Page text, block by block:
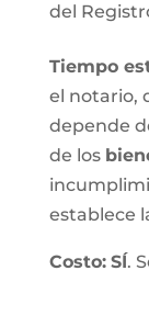
del
Tiempo
el notario,
depende
de los
establece
Costo: SÍ.